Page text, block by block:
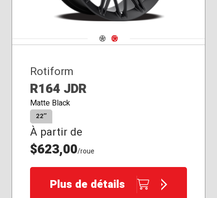
Navigate 1
Navigate 2
Rotiform
R164 JDR
Matte Black
22″
À partir de
$623,00/roue
Plus de détails